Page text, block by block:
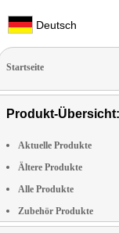
Deutsch
Startseite
Produkt-Übersicht:
Aktuelle Produkte
Ältere Produkte
Alle Produkte
Zubehör Produkte